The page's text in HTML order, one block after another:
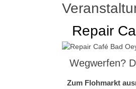
Repair
Wegwerfen?
Zum Flohmarkt